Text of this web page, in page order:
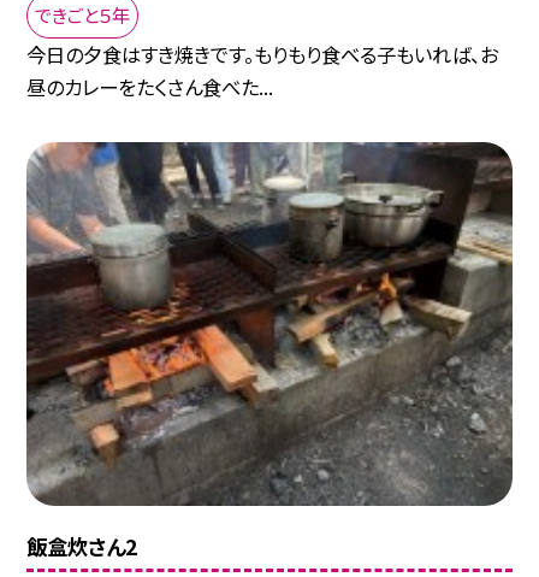
できごと５年
今日の夕食はすき焼きです。もりもり食べる子もいれば、お
昼のカレーをたくさん食べた...
飯盒炊さん2